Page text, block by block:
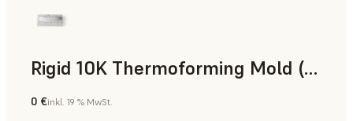
Rigid 10K Thermoforming Mold (Form 4)
Technik
0 €inkl. 19 % MwSt.